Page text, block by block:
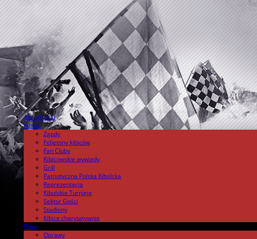
Aktualności .
Kibole
Zgody
Felietony kibiców
Fan Cluby
Kibicowskie wywiady
Grill
Patriotyczna Polska Kibolska
Reprezentacja
Kibolskie Turnieje
Sektor Gości
Stadiony
Kibice charytatywnie
Filmy
Oprawy